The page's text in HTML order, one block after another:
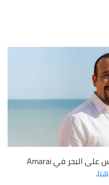
استمتعوا بأجمل أغاني هشام عباس على البحر في Amarai
هنا.